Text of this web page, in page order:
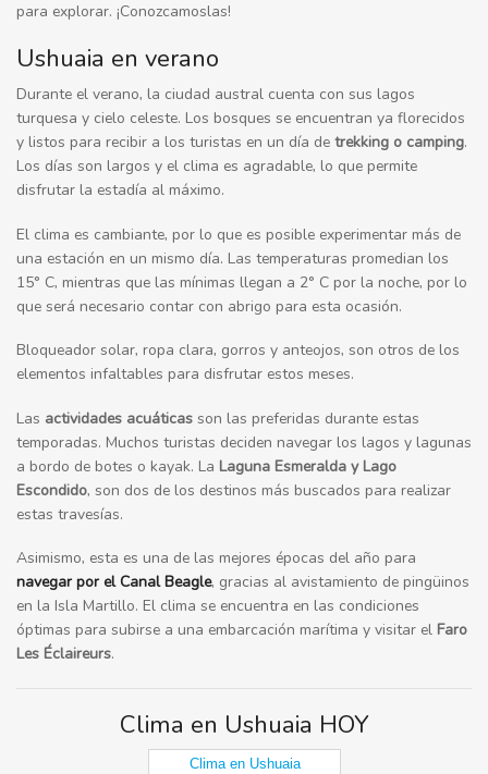
para explorar. ¡Conozcamoslas!
Ushuaia en verano
Durante el verano, la ciudad austral cuenta con sus lagos
turquesa y cielo celeste. Los bosques se encuentran ya florecidos
y listos para recibir a los turistas en un día de trekking o camping.
Los días son largos y el clima es agradable, lo que permite
disfrutar la estadía al máximo.
El clima es cambiante, por lo que es posible experimentar más de
una estación en un mismo día. Las temperaturas promedian los
15° C, mientras que las mínimas llegan a 2° C por la noche, por lo
que será necesario contar con abrigo para esta ocasión.
Bloqueador solar, ropa clara, gorros y anteojos, son otros de los
elementos infaltables para disfrutar estos meses.
Las actividades acuáticas son las preferidas durante estas
temporadas. Muchos turistas deciden navegar los lagos y lagunas
a bordo de botes o kayak. La Laguna Esmeralda y Lago
Escondido, son dos de los destinos más buscados para realizar
estas travesías.
Asimismo, esta es una de las mejores épocas del año para
navegar por el Canal Beagle, gracias al avistamiento de pingüinos
en la Isla Martillo. El clima se encuentra en las condiciones
óptimas para subirse a una embarcación marítima y visitar el Faro
Les Éclaireurs.
Clima en Ushuaia HOY